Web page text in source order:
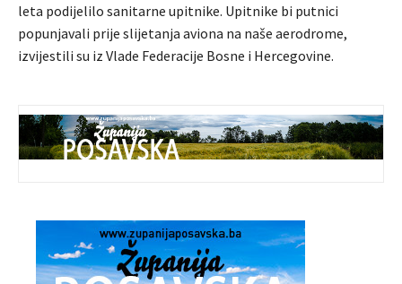
leta podijelilo sanitarne upitnike. Upitnike bi putnici
popunjavali prije slijetanja aviona na naše aerodrome,
izvijestili su iz Vlade Federacije Bosne i Hercegovine.